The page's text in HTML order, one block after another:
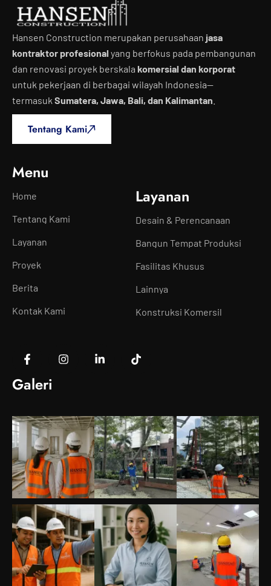
Hansen Construction merupakan perusahaan jasa
kontraktor profesional yang berfokus pada pembangunan
dan renovasi proyek berskala komersial dan korporat
untuk pekerjaan di berbagai wilayah Indonesia—
termasuk Sumatera, Jawa, Bali, dan Kalimantan
Tentang Kami
Menu
Home
Tentang Kami
Layanan
Proyek
Berita
Kontak Kami
Layanan
Desain & Perencanaan
Bangun Tempat Produksi
Fasilitas Khusus
Lainnya
Konstruksi Komersil
Galeri